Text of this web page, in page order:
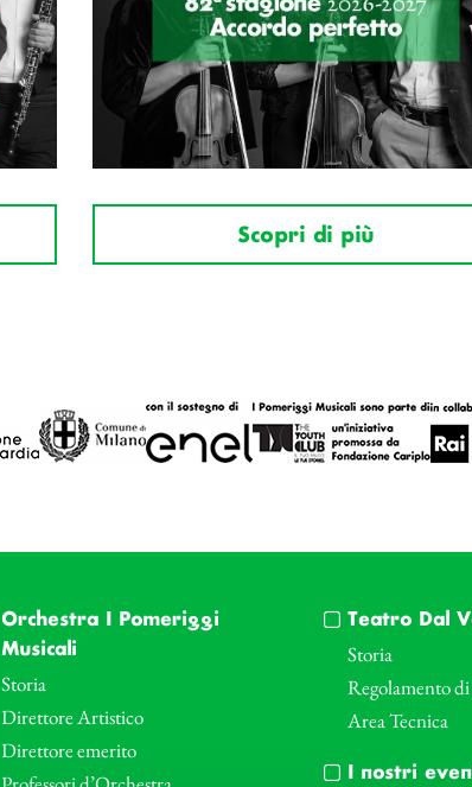
Scopri di più
Orchestra I Pomeriggi
Musicali
Storia
Direttore Artistico
Direttore emerito
Teatro Dal
Storia
Regolamento di
Area Tecnica
I nostri